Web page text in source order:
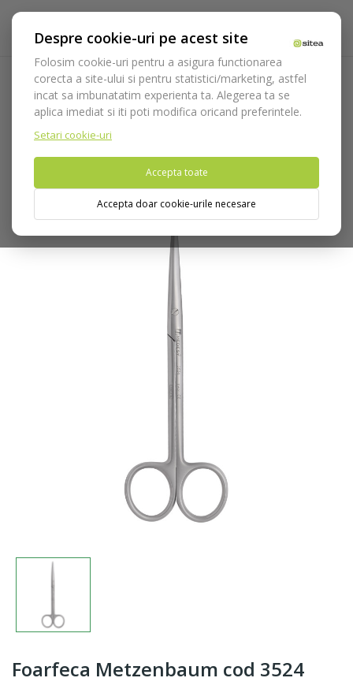
Despre cookie-uri pe acest site
Folosim cookie-uri pentru a asigura functionarea
corecta a site-ului si pentru statistici/marketing, astfel
incat sa imbunatatim experienta ta. Alegerea ta se
aplica imediat si iti poti modifica oricand preferintele.
Setari cookie-uri
Accepta toate
Accepta doar cookie-urile necesare
Acasa Instrumentar Chirurgie si implantologie
Foarfeca Metzenbaum cod 3524
Nu puteti plasa comenzi din tara din care accesati website-ul
Foarfeca Metzenbaum cod 3524